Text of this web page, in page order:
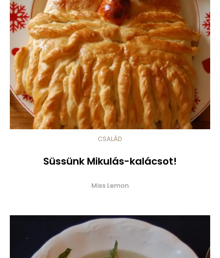
CSALÁD
Süssünk Mikulás-kalácsot!
Miss Lemon